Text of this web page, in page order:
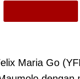
Maria Go